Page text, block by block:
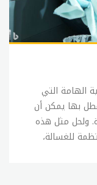
الهامة التي
بها يمكن أن
ولحل مثل هذه
للغسالة،